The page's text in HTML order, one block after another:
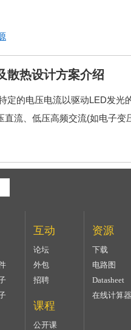
散热设计方案介绍
定的电压电流以驱动LED发
直流、低压高频交流(如电子变
互动
论坛
外包
招聘
课程
公开课
资源
下载
电路图
Datasheet
在线计算器